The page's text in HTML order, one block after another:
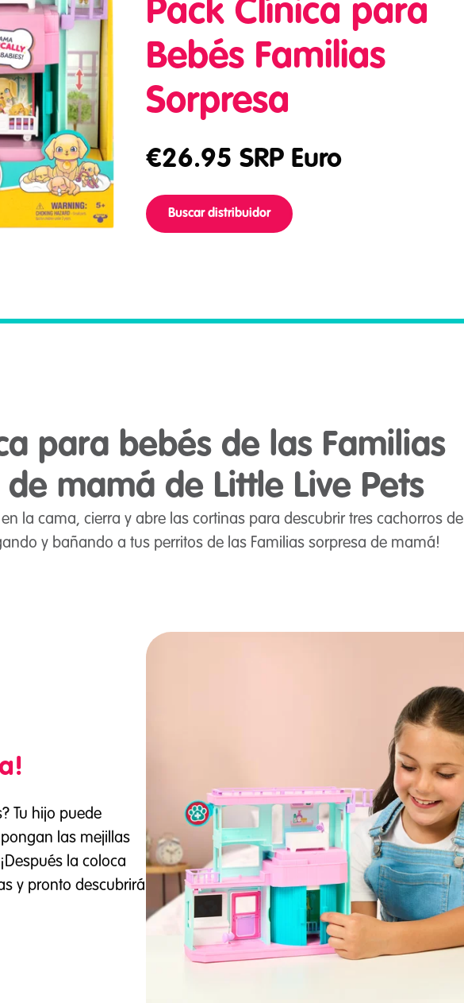
Pack Clínica para
Bebés Familias
Sorpresa
€26.95 SRP Euro
Buscar distribuidor
para bebés de las Familias
mamá de Little Live Pets
la cama, cierra y abre las cortinas para descubrir tres cachorros de
y bañando a tus perritos de las Familias sorpresa de mamá!
Tu hijo puede
las mejillas
la coloca
y pronto descubrirá